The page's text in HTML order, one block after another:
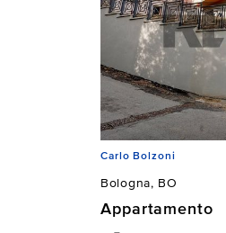
Carlo Bolzoni
Bologna, BO
Appartamento